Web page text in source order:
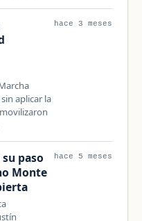
aplicar la
hace 3 meses
paso
Monte
hace 5 meses